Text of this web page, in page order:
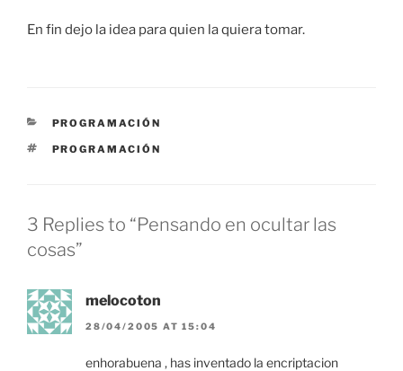
En fin dejo la idea para quien la quiera tomar.
CATEGORIES
PROGRAMACIÓN
TAGS
PROGRAMACIÓN
3 Replies to “Pensando en ocultar las
cosas”
melocoton
28/04/2005 AT 15:04
enhorabuena , has inventado la encriptacion